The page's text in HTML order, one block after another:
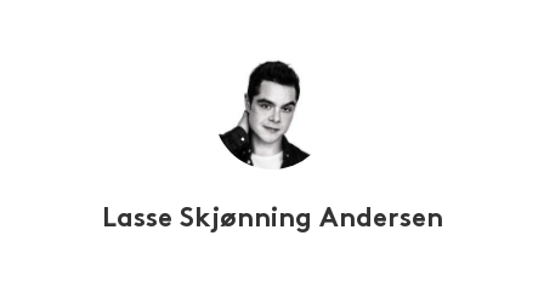
Lasse Skjønning Andersen